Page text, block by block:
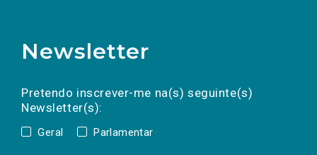
Newsletter
Pretendo inscrever-me na(s) seguinte(s)
Newsletter(s):
Geral Parlamentar
a(s) newsletter(s).
mail